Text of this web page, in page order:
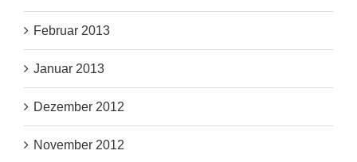
Februar 2013
Januar 2013
Dezember 2012
November 2012